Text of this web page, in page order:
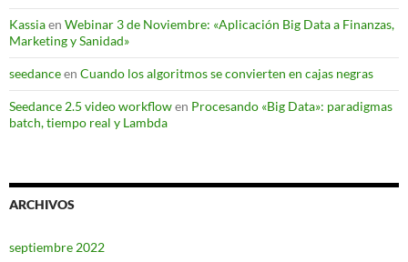
Kassiaen Webinar 3 de Noviembre: «Aplicación Big Data a Finanzas,
Marketing y Sanidad»
seedanceen Cuando los algoritmos se convierten en cajas negras
Seedance 2.5 video workflowen Procesando «Big Data»: paradigmas
batch, tiempo real y Lambda
ARCHIVOS
septiembre 2022